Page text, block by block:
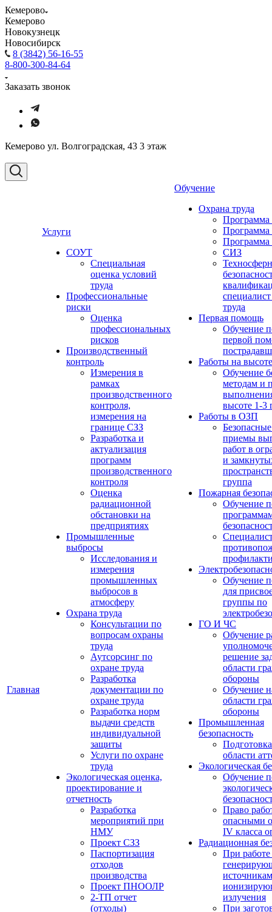
Кемерово
Кемерово
Новокузнецк
Новосибирск
8 (3842) 56-16-55
8-800-300-84-64
Заказать звонок
Кемерово ул. Волгоградская, 43 3 этаж
Главная
Услуги
СОУТ
Специальная
оценка условий
труда
Профессиональные
риски
Оценка
профессиональных
рисков
Производственный
контроль
Измерения в
рамках
производственного
контроля,
измерения на
границе СЗЗ
Разработка и
актуализация
программ
производственного
контроля
Оценка
радиационной
обстановки на
предприятиях
Промышленные
выбросы
Исследования и
измерения
промышленных
выбросов в
атмосферу
Охрана труда
Консультации по
вопросам охраны
труда
Аутсорсинг по
охране труда
Разработка
документации по
охране труда
Разработка норм
выдачи средств
индивидуальной
защиты
Услуги по охране
труда
Экологическая оценка,
проектирование и
отчетность
Разработка
мероприятий при
НМУ
Проект СЗЗ
Паспортизация
отходов
производства
Проект ПНООЛР
2-ТП отчет
(отходы)
Обучение
Охрана труда
Программа
Программа
СИЗ
труда
Первая помощь
Обучение
первой
Работы на высоте
Обучение
методам и
высоте 1-3
Работы в ОЗП
приемы
работ в
и
группа
Пожарная
Обучение
Обучение
для
группы по
ГО И ЧС
Обучение
решение
области
обороны
Обучение
области
обороны
Промышленная
безопасность
области
Экологическая
Обучение
Право
опасными
IV класса
Радиационная
При работе
излучения
При